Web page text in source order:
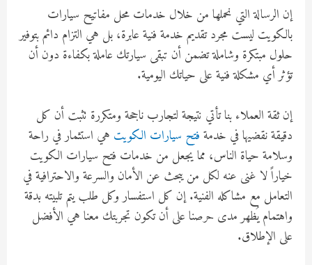
إن الرسالة التي نحملها من خلال خدمات محل مفاتيح سيارات
بالكويت ليست مجرد تقديم خدمة فنية عابرة، بل هي التزام دائم بتوفير
حلول مبتكرة وشاملة تضمن أن تبقى سيارتك عاملة بكفاءة دون أن
تؤثر أي مشكلة فنية على حياتك اليومية.
إن ثقة العملاء بنا تأتي نتيجة لتجارب ناجحة ومتكررة تثبت أن كل
دقيقة نقضيها في خدمةفتح سيارات الكويت هي استثمار في راحة
وسلامة حياة الناس، مما يجعل من خدمات فتح سيارات الكويت
خياراً لا غنى عنه لكل من يبحث عن الأمان والسرعة والاحترافية في
التعامل مع مشاكله الفنية. إن كل استفسار وكل طلب يتم تلبيته بدقة
واهتمام يُظهر مدى حرصنا على أن تكون تجربتك معنا هي الأفضل
على الإطلاق.